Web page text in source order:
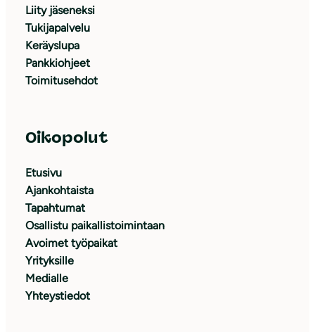
Liity jäseneksi
Tukijapalvelu
Keräyslupa
Pankkiohjeet
Toimitusehdot
Oikopolut
Etusivu
Ajankohtaista
Tapahtumat
Osallistu paikallistoimintaan
Avoimet työpaikat
Yrityksille
Medialle
Yhteystiedot